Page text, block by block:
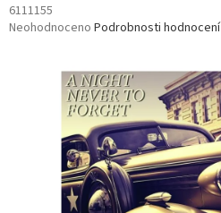
6111155
Průměrné
hvězdiček.
Neohodnoceno Podrobnosti hodnocení